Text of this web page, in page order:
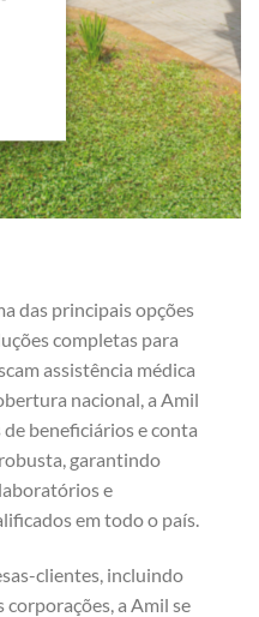
das principais opções
completas para
assistência médica
nacional, a Amil
beneficiários e conta
garantindo
e
em todo o país.
clientes, incluindo
corporações, a Amil se